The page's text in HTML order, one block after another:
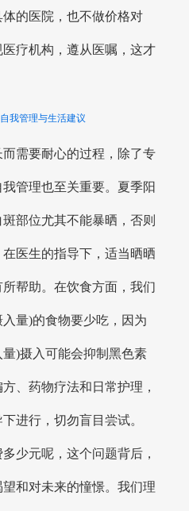
的医院，也不做价格对
疗机构，遵从医嘱，这才
我管理与生活建议
需要耐心的过程，除了专
管理也至关重要。夏季阳
部位尤其不能暴晒，否则
医生的指导下，适当晒晒
帮助。在饮食方面，我们
量)的食物要少吃，因为
)摄入可能会抑制黑色素
、药物疗法和日常护理，
进行，切勿盲目尝试。
少元呢，这个问题背后，
和对未来的憧憬。我们理